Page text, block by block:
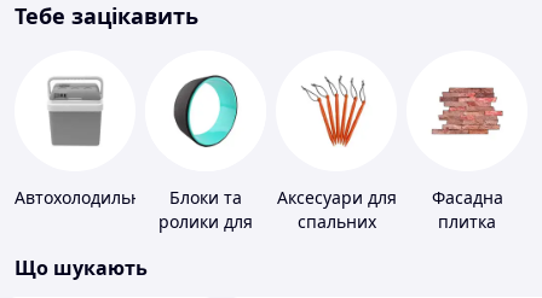
Тебе зацікавить
АвтохолодильникиБлоки та
ролики для
Аксесуари для
спальних
Фасадна
плитка
Що шукають